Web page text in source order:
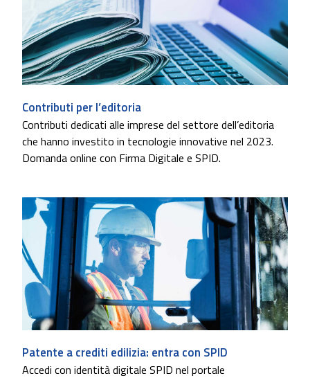
Contributi per l’editoria
Contributi dedicati alle imprese del settore dell’editoria
che hanno investito in tecnologie innovative nel 2023.
Domanda online con Firma Digitale e SPID.
Patente a crediti edilizia: entra con SPID
Accedi con identità digitale SPID nel portale